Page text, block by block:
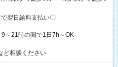
翌日給料支払い〇
9～21時の間で1日7h～OK
ど相談ください